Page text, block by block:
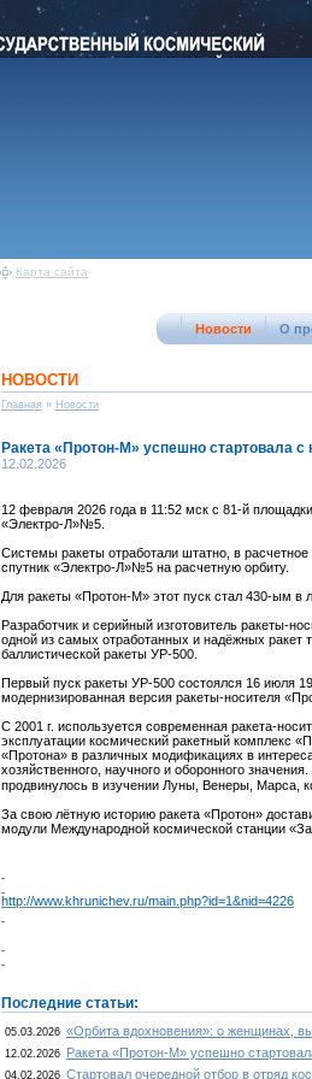
Карта сайта
Новости О
НОВОСТИ
Главная » Новости
Ракета «Протон-М» успешно стартовала
12.02.2026
12 февраля 2026 года в 11:52 мск с 81-й
«Электро-Л»№5.
Системы ракеты отработали штатно, в
спутник «Электро-Л»№5 на расчетную орбиту.
Для ракеты «Протон-М» этот пуск стал 430-ым в
Разработчик и серийный изготовитель ракеты-
одной из самых отработанных и надёжных ракет
баллистической ракеты УР-500.
Первый пуск ракеты УР-500 состоялся 16 июля
модернизированная версия ракеты-носителя
С 2001 г. используется современная ракета-
эксплуатации космический ракетный комплекс
«Протона» в различных модификациях в
хозяйственного, научного и оборонного
продвинулось в изучении Луны, Венеры, Марса,
За свою лётную историю ракета «Протон»
модули Международной космической станции
http://www.khrunichev.ru/main.php?id=1&nid=4226
Последние статьи:
05.03.2026 «Орбита вдохновения»: о женщинах,
12.02.2026 Ракета «Протон-М» успешно
04.02.2026 Стартовал очередной отбор в отряд